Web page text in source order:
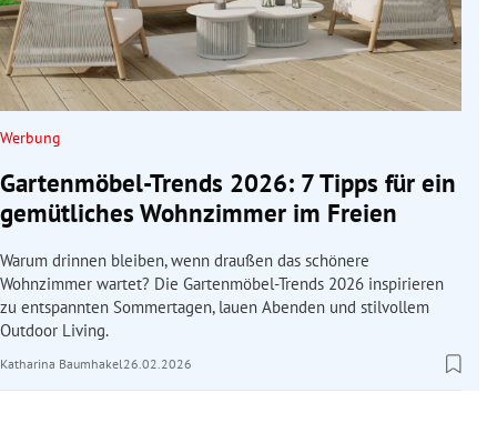
Werbung
Gartenmöbel-Trends 2026: 7 Tipps für ein
gemütliches Wohnzimmer im Freien
Warum drinnen bleiben, wenn draußen das schönere
Wohnzimmer wartet? Die Gartenmöbel-Trends 2026 inspirieren
zu entspannten Sommertagen, lauen Abenden und stilvollem
Outdoor Living.
Katharina Baumhakel26.02.2026